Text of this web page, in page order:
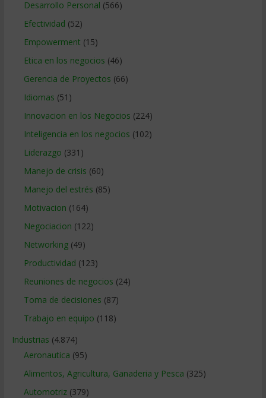
Desarrollo Personal (566)
Efectividad (52)
Empowerment (15)
Etica en los negocios (46)
Gerencia de Proyectos (66)
Idiomas (51)
Innovacion en los Negocios (224)
Inteligencia en los negocios (102)
Liderazgo (331)
Manejo de crisis (60)
Manejo del estrés (85)
Motivacion (164)
Negociacion (122)
Networking(49)
Productividad (123)
Reuniones de negocios (24)
Toma de decisiones (87)
Trabajo en equipo (118)
Industrias (4.874)
Aeronautica (95)
Alimentos, Agricultura, Ganaderia y Pesca (325)
Automotriz(379)